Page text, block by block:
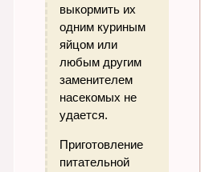
выкормить их
одним куриным
яйцом или
любым другим
заменителем
насекомых не
удается.
Приготовление
питательной